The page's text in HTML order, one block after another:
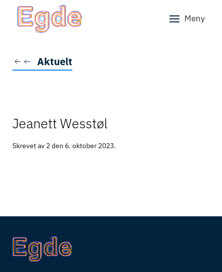
Skip to main content Meny
Aktuelt
Jeanett Wesstøl
Skrevet av 2 den 6. oktober 2023.